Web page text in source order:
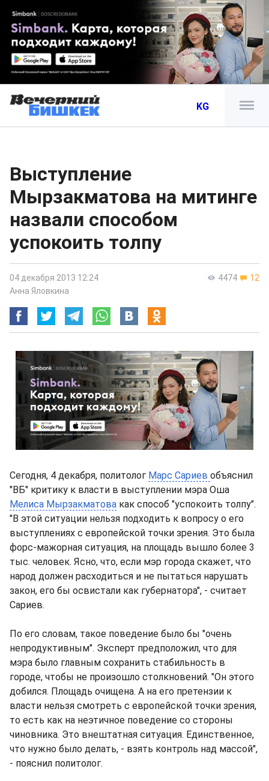
KG
Выступление
Мырзакматова на митинге
назвали способом
успокоить толпу
4474 12
04 декабря 2013 12:24
Анна Яловкина
Сегодня, 4 декабря, политолог Марс Сариев объяснил
"ВБ" критику к власти в выступлении мэра Оша
Мелиса Мырзакматова как способ "успокоить толпу".
"В этой ситуации нельзя подходить к вопросу о его
выступлениях с европейской точки зрения. Это была
форс-мажорная ситуация, на площадь вышло более 3
тыс. человек. Ясно, что, если мэр города скажет, что
народ должен расходиться и не пытаться нарушать
закон, его бы освистали как губернатора", - считает
Сариев.
По его словам, такое поведение было бы "очень
непродуктивным". Эксперт предположил, что для
мэра было главным сохранить стабильность в
городе, чтобы не произошло столкновений. "Он этого
добился. Площадь очищена. А на его претензии к
власти нельзя смотреть с европейской точки зрения,
то есть как на неэтичное поведение со стороны
чиновника. Это внештатная ситуация. Единственное,
что нужно было делать, - взять контроль над массой",
- пояснил политолог.